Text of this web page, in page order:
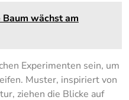
wächst am
Experimenten sein, um
Muster, inspiriert von
ziehen die Blicke auf